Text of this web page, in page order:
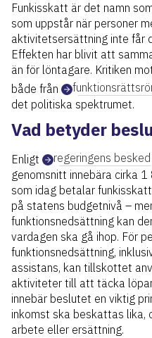
Funkisskatt är det namn
som uppstår när personer
aktivitetsersättning inte får
Effekten har blivit att
än för löntagare. Kritiken
både från
det politiska spektrumet.
Vad betyder
Enligt regeringens besked
genomsnitt innebära cirka
som idag betalar
på statens budgetnivå –
funktionsnedsättning kan
vardagen ska gå ihop. För
funktionsnedsättning,
assistans, kan tillskottet
aktiviteter till att täcka
innebär beslutet en viktig
inkomst ska beskattas lika,
arbete eller ersättning.